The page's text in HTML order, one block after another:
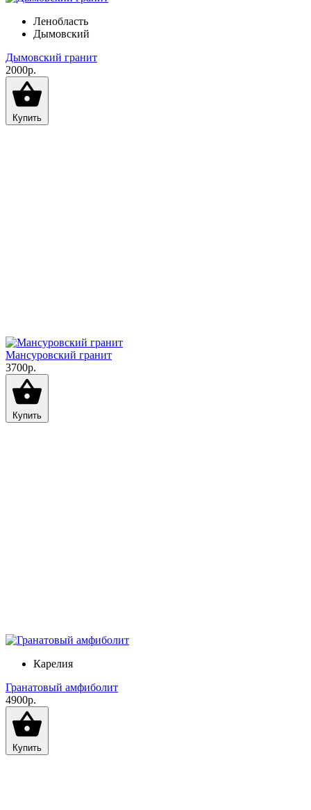
Ленобласть
Дымовский
Дымовский гранит
2000р.
Купить
Мансуровский гранит
3700р.
Купить
Карелия
Гранатовый амфиболит
4900р.
Купить